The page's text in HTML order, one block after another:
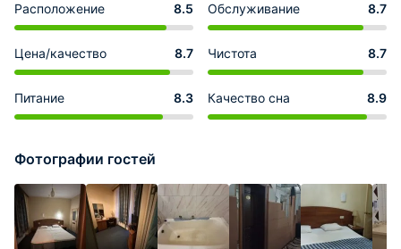
Расположение 8.5 Обслуживание 8.7
Цена/качество 8.7 Чистота 8.7
Питание 8.3 Качество сна 8.9
Фотографии гостей